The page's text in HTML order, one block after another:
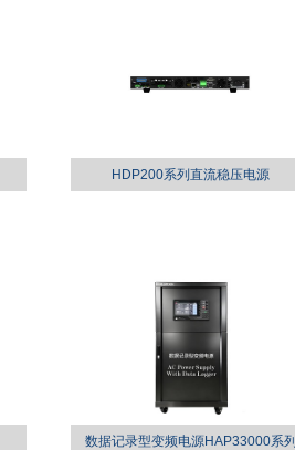
HDP200系列直流稳压电源
数据记录型变频电源HAP33000系列